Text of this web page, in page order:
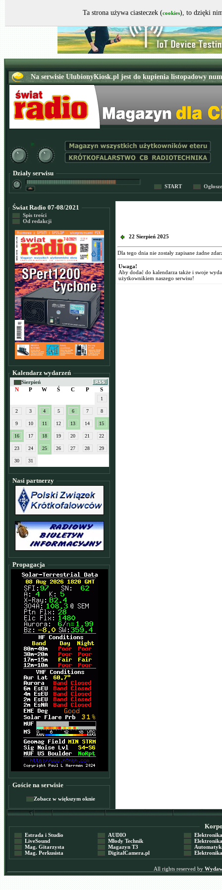
Działy serwisu
START
Świat Radio 07-08/2021
Spis treści
Od redakcji
Kalendarz wydarzeń
Sierpień
N
P W Ś C P S
1
2 3 4 5 6 7 8
9 10 11 12 13 14 15
16 17 18 19 20 21 22
23 24 25 26 27 28 29
30 31
Nasi partnerzy
Propagacja
Goście na serwisie
Zobacz w większym oknie
22 Sierpień 2025
Dla tego dnia nie zostały zapisane żadne
Uwaga!
Aby dodać do kalendarza także i swoje
użytkownikiem naszego serwisu!
Estrada i Studio
LiveSound
Mag. Gitarzysta
Mag. Perkusista
AUDIO
Młody Technik
Magazyn T3
DigitalCamera.pl
Elektronika
Elektronika
Automatyka
Elektronika
All rights reserved by
Ta strona używa ciasteczek (cookies), to dzięki